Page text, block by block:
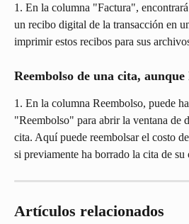
1. En la columna "Factura",
un recibo digital de la transacción en
imprimir estos recibos para sus
Reembolso de una cita,
1. En la columna Reembolso, puede
"Reembolso" para abrir la ventana de
cita. Aquí puede reembolsar el costo
si previamente ha borrado la cita de su
Artículos relacionados